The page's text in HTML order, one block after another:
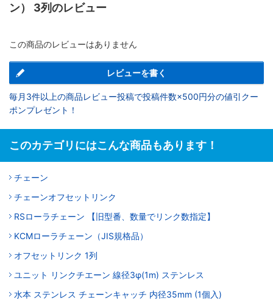
ン） 3列のレビュー
この商品のレビューはありません
レビューを書く
毎月3件以上の商品レビュー投稿で投稿件数×500円分の値引クー
ポンプレゼント！
このカテゴリにはこんな商品もあります！
チェーン
チェーンオフセットリンク
RSローラチェーン 【旧型番、数量でリンク数指定】
KCMローラチェーン（JIS規格品）
オフセットリンク 1列
ユニット リンクチエーン 線径3φ(1m) ステンレス
水本 ステンレス チェーンキャッチ 内径35mm (1個入)